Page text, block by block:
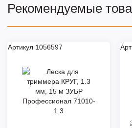
Рекомендуемые
Артикул 1056597